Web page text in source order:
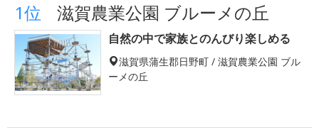
1位 滋賀農業公園 ブルーメの丘
自然の中で家族とのんびり楽しめる
滋賀県蒲生郡日野町 / 滋賀農業公園 ブル
ーメの丘